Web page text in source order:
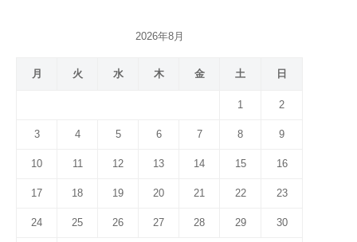
2026年8月
月 火 水 木 金 土 日
1 2
3 4 5 6 7 8 9
10 11 12 13 14 15 16
17 18 19 20 21 22 23
24 25 26 27 28 29 30